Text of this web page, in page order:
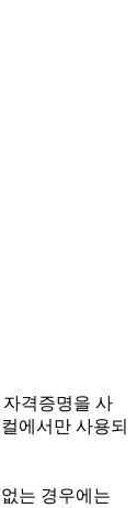
자격증명을 사
에서만 사용되
는 경우에는